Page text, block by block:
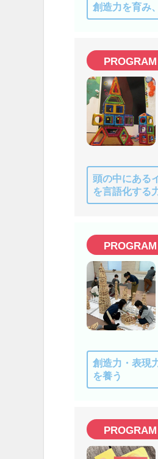
創造力を育み
頭の中にある
を言語化する
創造力・表現
を養う